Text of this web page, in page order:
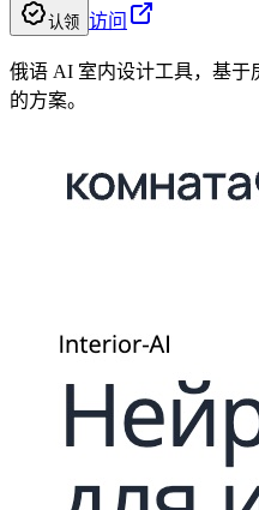
认领 访问
俄语 AI 室内设计工具，基于
的方案。